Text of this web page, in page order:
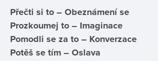
Přečti si to – Obeznámení se
Prozkoumej to – Imaginace
Pomodli se za to – Konverzace
Potěš se tím – Oslava